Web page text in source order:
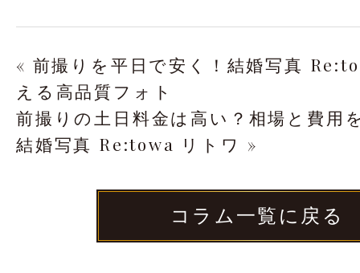
« 前撮りを平日で安く！結婚写真
える高品質フォト
前撮りの土日料金は高い？相場と費用
結婚写真 Re:towa リトワ »
コラム一覧に戻る